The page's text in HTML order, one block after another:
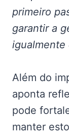
primeiro
garantir a
igualmente
Além do
aponta
pode
manter